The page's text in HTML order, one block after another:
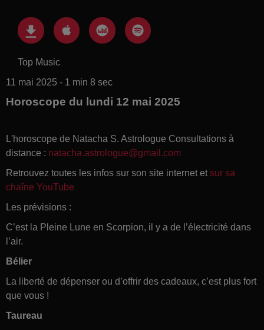
Top Music
11 mai 2025 - 1 min 8 sec
Horoscope du lundi 12 mai 2025
L'horoscope de Natacha S. Astrologue Consultations à
distance : natacha.astrologue@gmail.com
Retrouvez toutes les infos sur son site internet et sur sa
chaîne YouTube
Les prévisions :
C’est la Pleine Lune en Scorpion, il y a de l’électricité dans
l’air.
Bélier
La liberté de dépenser ou d’offrir des cadeaux, c’est plus fort
que vous !
Taureau